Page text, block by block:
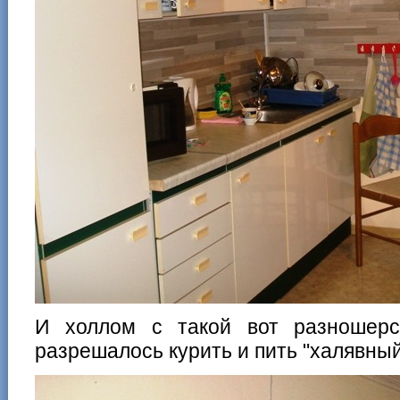
И холлом с такой вот
разрешалось курить и пить